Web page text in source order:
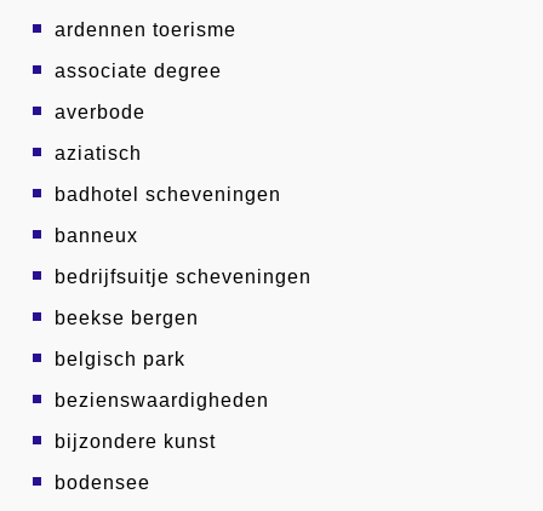
ardennen toerisme
associate degree
averbode
aziatisch
badhotel scheveningen
banneux
bedrijfsuitje scheveningen
beekse bergen
belgisch park
bezienswaardigheden
bijzondere kunst
bodensee